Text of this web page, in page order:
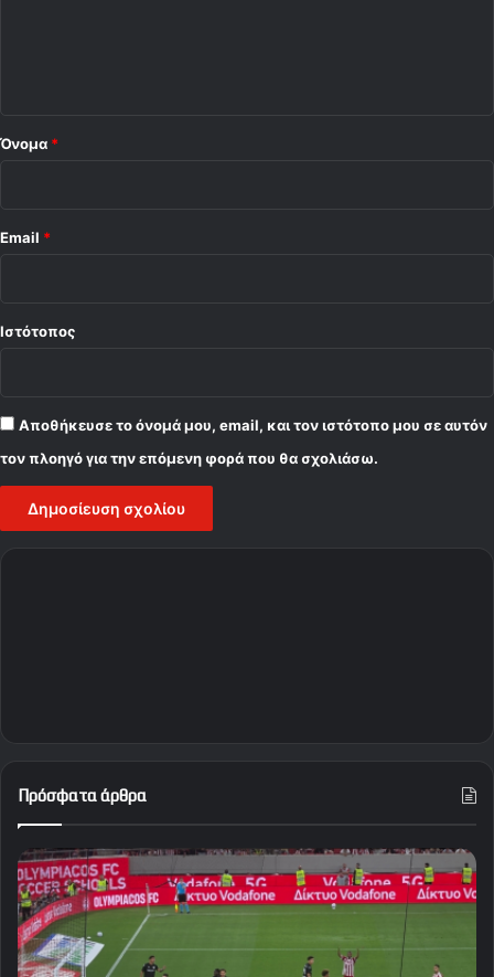
Όνομα *
Email *
Ιστότοπος
Αποθήκευσε το όνομά μου, email, και τον ιστότοπο μου σε αυτόν
τον πλοηγό για την επόμενη φορά που θα σχολιάσω.
Πρόσφατα άρθρα